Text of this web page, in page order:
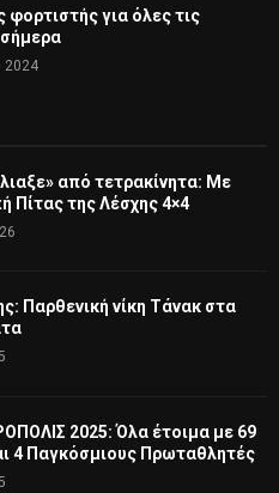
φορτιστής για όλες τις
2024
από τετρακίνητα: Με
Πίτας της Λέσχης 4×4
Παρθενική νίκη Τάνακ στα
2025: Όλα έτοιμα με 69
4 Παγκόσμιους Πρωταθλητές